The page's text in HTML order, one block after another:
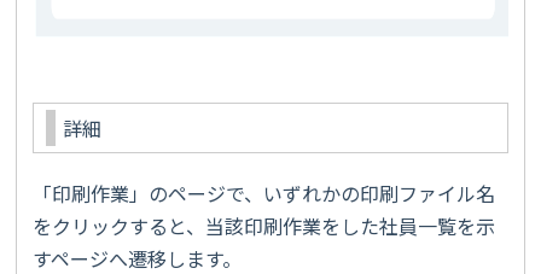
詳細
「印刷作業」のページで、いずれかの印刷ファイル名
をクリックすると、当該印刷作業をした社員一覧を示
すページへ遷移します。